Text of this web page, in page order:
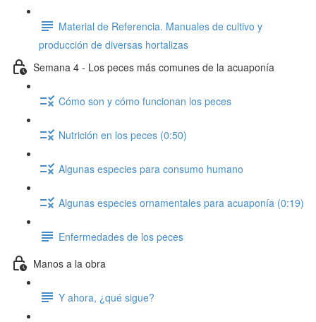
Material de Referencia. Manuales de cultivo y
producción de diversas hortalizas
Semana 4 - Los peces más comunes de la acuaponía
Cómo son y cómo funcionan los peces
Nutrición en los peces (0:50)
Algunas especies para consumo humano
Algunas especies ornamentales para acuaponía (0:19)
Enfermedades de los peces
Manos a la obra
Y ahora, ¿qué sigue?